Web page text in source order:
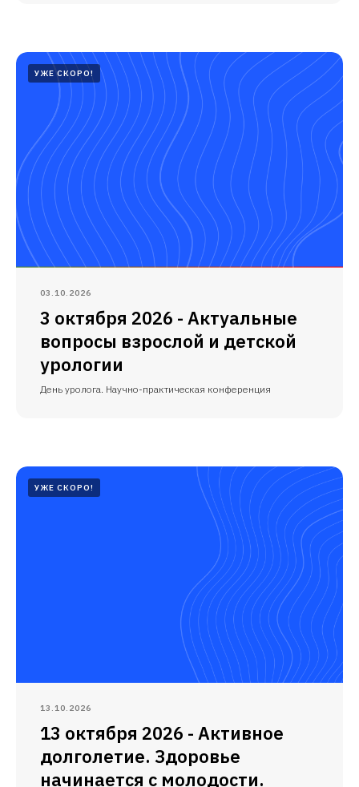
УЖЕ СКОРО!
03.10.2026
3 октября 2026 - Актуальные
вопросы взрослой и детской
урологии
День уролога. Научно-практическая конференция
УЖЕ СКОРО!
13.10.2026
13 октября 2026 - Активное
долголетие. Здоровье
начинается с молодости.